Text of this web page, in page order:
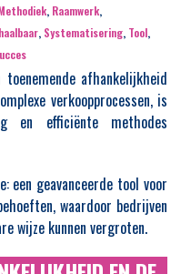
, Raamwerk,
, Systematisering, Tool,
afhankelijkheid
verkoopprocessen, is
en efficiënte methodes
een geavanceerde tool voor
waardoor bedrijven
wijze kunnen vergroten.